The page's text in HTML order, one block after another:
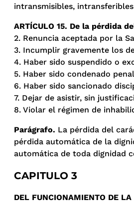
intransmisibles,
ARTÍCULO 15. De la pérdida
2. Renuncia aceptada por la
3. Incumplir gravemente los
4. Haber sido suspendido o
5. Haber sido condenado
6. Haber sido sancionado
7. Dejar de asistir, sin
8. Violar el régimen de
Parágrafo. La pérdida del
pérdida automática de la
automática de toda dignidad
CAPITULO 3
DEL FUNCIONAMIENTO DE